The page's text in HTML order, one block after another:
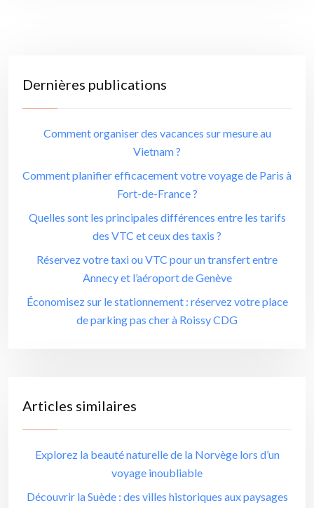
Dernières publications
Comment organiser des vacances sur mesure au
Vietnam ?
Comment planifier efficacement votre voyage de Paris à
Fort-de-France ?
Quelles sont les principales différences entre les tarifs
des VTC et ceux des taxis ?
Réservez votre taxi ou VTC pour un transfert entre
Annecy et l’aéroport de Genève
Économisez sur le stationnement : réservez votre place
de parking pas cher à Roissy CDG
Articles similaires
Explorez la beauté naturelle de la Norvège lors d’un
voyage inoubliable
Découvrir la Suède : des villes historiques aux paysages